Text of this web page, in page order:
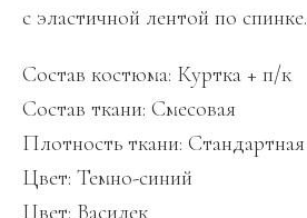
с эластичной лентой по спинке.
Состав костюма: Куртка + п/к
Состав ткани: Смесовая
Плотность ткани: Стандартная
Цвет: Темно-синий
Цвет: Василек